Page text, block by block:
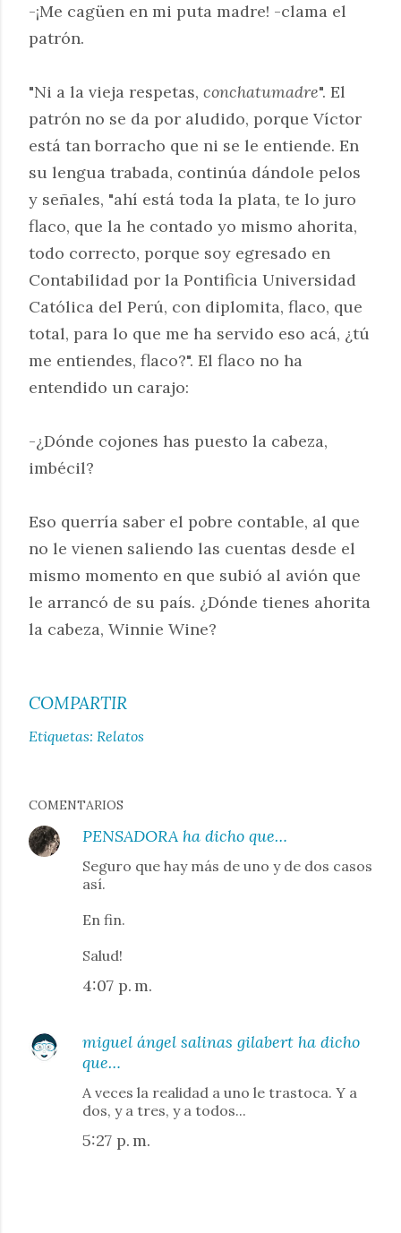
-¡Me cagüen en mi puta madre! -clama el
patrón.
"Ni a la vieja respetas, conchatumadre". El
patrón no se da por aludido, porque Víctor
está tan borracho que ni se le entiende. En
su lengua trabada, continúa dándole pelos
y señales, "ahí está toda la plata, te lo juro
flaco, que la he contado yo mismo ahorita,
todo correcto, porque soy egresado en
Contabilidad por la Pontificia Universidad
Católica del Perú, con diplomita, flaco, que
total, para lo que me ha servido eso acá, ¿tú
me entiendes, flaco?". El flaco no ha
entendido un carajo:
-¿Dónde cojones has puesto la cabeza,
imbécil?
Eso querría saber el pobre contable, al que
no le vienen saliendo las cuentas desde el
mismo momento en que subió al avión que
le arrancó de su país. ¿Dónde tienes ahorita
la cabeza, Winnie Wine?
COMPARTIR
Etiquetas: Relatos
COMENTARIOS
PENSADORA ha dicho que…
Seguro que hay más de uno y de dos casos
así.
En fin.
Salud!
4:07 p. m.
miguel ángel salinas gilabert ha dicho
que…
A veces la realidad a uno le trastoca. Y a
dos, y a tres, y a todos...
5:27 p. m.